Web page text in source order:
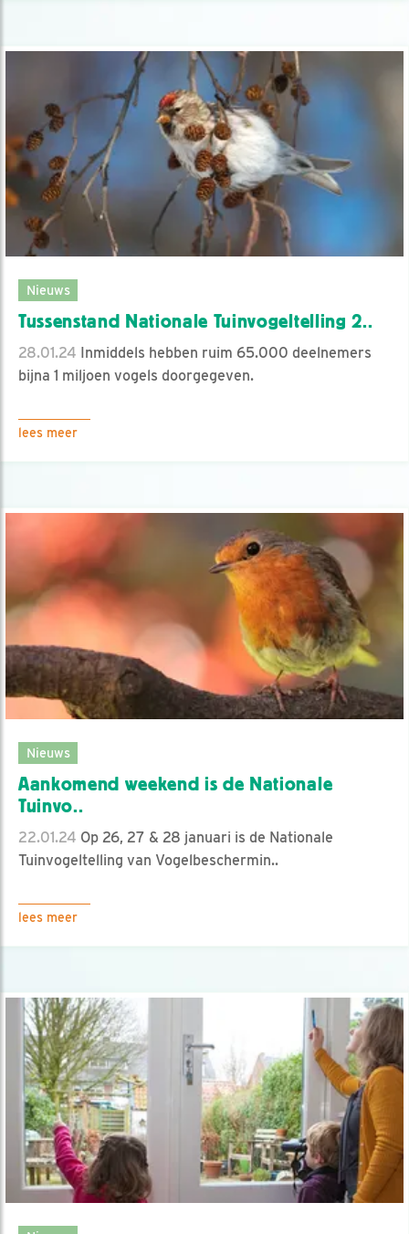
Nieuws
Tussenstand Nationale Tuinvogeltelling 2..
28.01.24 Inmiddels hebben ruim 65.000 deelnemers
bijna 1 miljoen vogels doorgegeven.
lees meer
Nieuws
Aankomend weekend is de Nationale
Tuinvo..
22.01.24 Op 26, 27 & 28 januari is de Nationale
Tuinvogeltelling van Vogelbeschermin..
lees meer